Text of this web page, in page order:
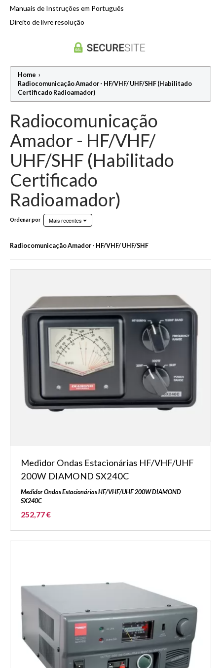
Suporte para aplicar antenas em viaturas
Suporte para aplicar antenas em BASE/FIXO
Manuais de Instruções em Português
Direito de livre resolução
Home ›
Radiocomunicação Amador - HF/VHF/ UHF/SHF (Habilitado
Certificado Radioamador)
Radiocomunicação
Amador - HF/VHF/
UHF/SHF (Habilitado
Certificado
Radioamador)
Ordenar por Mais recentes
Radiocomunicação Amador - HF/VHF/ UHF/SHF
Medidor Ondas Estacionárias HF/VHF/UHF
200W DIAMOND SX240C
Medidor Ondas Estacionárias HF/VHF/UHF 200W DIAMOND
SX240C
252,77 €